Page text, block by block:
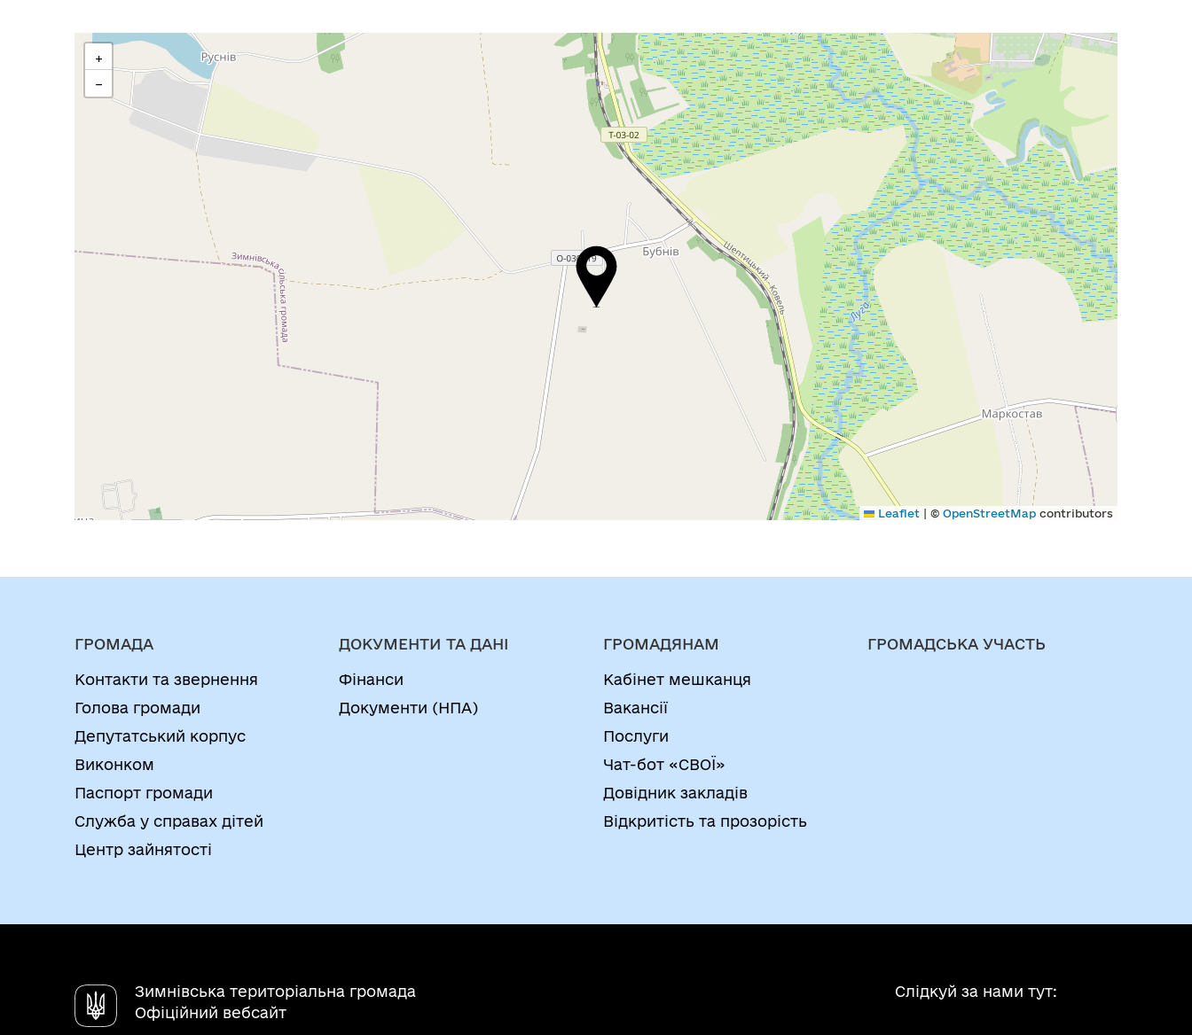
+
−
Leaflet | © OpenStreetMap contributors
ГРОМАДА
Контакти та звернення
Голова громади
Депутатський корпус
Виконком
Паспорт громади
Служба у справах дітей
Центр зайнятості
ДОКУМЕНТИ ТА ДАНІ
Фінанси
Документи (НПА)
ГРОМАДЯНАМ
Кабінет мешканця
Вакансії
Послуги
Чат-бот «СВОЇ»
Довідник закладів
Відкритість та прозорість
ГРОМАДСЬКА УЧАСТЬ
Зимнівська територіальна громада
Офіційний вебсайт
Слідкуй за нами тут: